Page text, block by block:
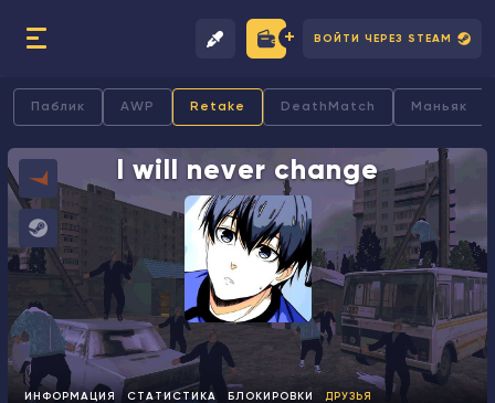
ВОЙТИ ЧЕРЕЗ STEAM
Паблик AWP Retake DeathMatch Маньяк
I will never change
ИНФОРМАЦИЯ СТАТИСТИКА БЛОКИРОВКИ ДРУЗЬЯ